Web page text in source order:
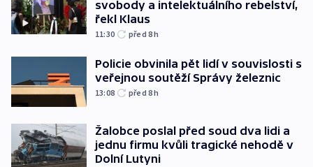
svobody a intelektuálního rebelství,
řekl Klaus
11:30 před 8h
Policie obvinila pět lidí v souvislosti s
veřejnou soutěží Správy železnic
13:08 před 8h
Žalobce poslal před soud dva lidi a
jednu firmu kvůli tragické nehodě v
Dolní Lutyni